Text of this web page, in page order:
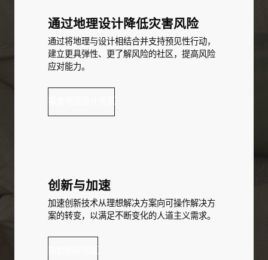
通过地理设计降低灾害风险
通过将地理与设计相结合并支持预见性行动，
建立更具弹性、更了解风险的社区，提高风险
应对能力。
探索地理设计资源
创新与加速
加速创新技术从理想解决方案向可操作解决方
案的转变，以满足不断变化的人道主义需求。
探索创新资源